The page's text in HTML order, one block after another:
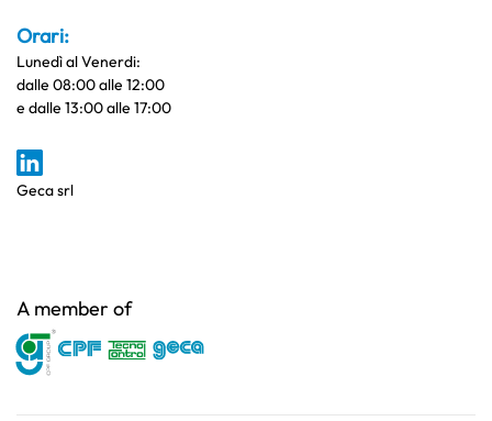
Orari:
Lunedì al Venerdi:
dalle 08:00 alle 12:00
e dalle 13:00 alle 17:00
Geca srl
A member of